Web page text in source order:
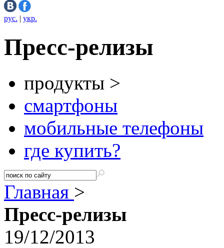
рус. | укр.
Пресс-релизы
продукты >
смартфоны
мобильные телефоны
где купить?
Главная >
Пресс-релизы
19/12/2013